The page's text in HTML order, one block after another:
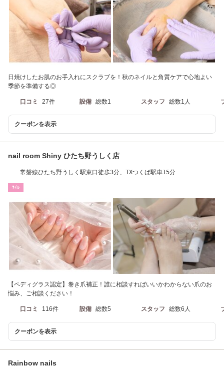
日焼けしたお肌のお手入れにスクラブを！秋のネイルと角質ケアで心地よい
季節を準備する◎
口コミ 27件 設備 総数1 スタッフ 総数1人
クーポンを表示
nail room Shiny ひたち野うしく店
常磐線ひたち野うしく駅東口徒歩3分、TXつくば駅車15分
ﾈｲﾙ
【ペディグラス認定】巻き爪補正！誰に相談すればいいかわからない爪のお
悩み、ご相談ください！
口コミ 116件 設備 総数5 スタッフ 総数6人
クーポンを表示
Rainbow nails